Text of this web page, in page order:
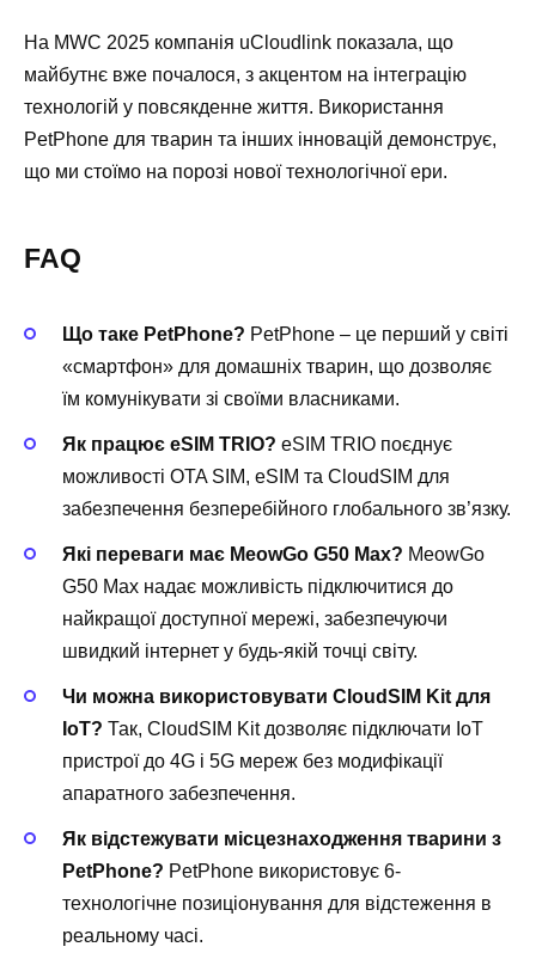
На MWC 2025 компанія uCloudlink показала, що
майбутнє вже почалося, з акцентом на інтеграцію
технологій у повсякденне життя. Використання
PetPhone для тварин та інших інновацій демонструє,
що ми стоїмо на порозі нової технологічної ери.
FAQ
Що таке PetPhone? PetPhone – це перший у світі
«смартфон» для домашніх тварин, що дозволяє
їм комунікувати зі своїми власниками.
Як працює eSIM TRIO? eSIM TRIO поєднує
можливості OTA SIM, eSIM та CloudSIM для
забезпечення безперебійного глобального зв’язку.
Які переваги має MeowGo G50 Max? MeowGo
G50 Max надає можливість підключитися до
найкращої доступної мережі, забезпечуючи
швидкий інтернет у будь-якій точці світу.
Чи можна використовувати CloudSIM Kit для
IoT? Так, CloudSIM Kit дозволяє підключати IoT
пристрої до 4G і 5G мереж без модифікації
апаратного забезпечення.
Як відстежувати місцезнаходження тварини з
PetPhone? PetPhone використовує 6-
технологічне позиціонування для відстеження в
реальному часі.